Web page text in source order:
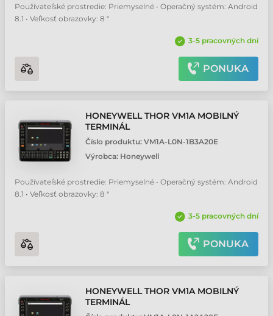
Používateľské prostredie: Priemyselné • Operačný systém: Android
8.1 • Veľkosť obrazovky: 8 "
3-5 pracovných dní
PONUKA
HONEYWELL THOR VM1A MOBILNÝ
TERMINÁL
Číslo produktu: VM1A-L0N-1B3A20E
Výrobca: Honeywell
Používateľské prostredie: Priemyselné • Operačný systém: Android
8.1 • Veľkosť obrazovky: 8 "
3-5 pracovných dní
PONUKA
HONEYWELL THOR VM1A MOBILNÝ
TERMINÁL